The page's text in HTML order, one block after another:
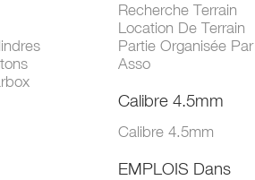
Recherche Terrain
Location De Terrain
Partie Organisée Par
Asso
Calibre 4.5mm
Calibre 4.5mm
EMPLOIS Dans